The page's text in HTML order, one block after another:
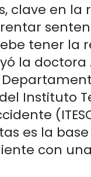
clave en la
tener la
la doctora
Instituto
es la
con